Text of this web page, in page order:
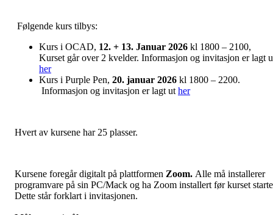
Følgende kurs tilbys:
Kurs i OCAD, 12. + 13. Januar 2026 kl 1800 – 2100,
Kurset går over 2 kvelder. Informasjon og invitasjon er lagt
her
Kurs i Purple Pen, 20. januar 2026 kl 1800 – 2200.
Informasjon og invitasjon er lagt ut her
Hvert av kursene har 25 plasser.
Kursene foregår digitalt på plattformen Zoom. Alle må installerer
programvare på sin PC/Mack og ha Zoom installert før kurset
Dette står forklart i invitasjonen.